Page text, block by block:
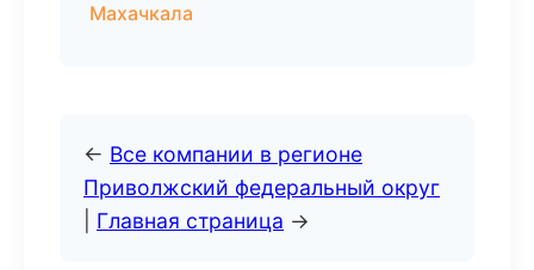
Махачкала
← Все компании в регионе
Приволжский федеральный округ
Главная страница →